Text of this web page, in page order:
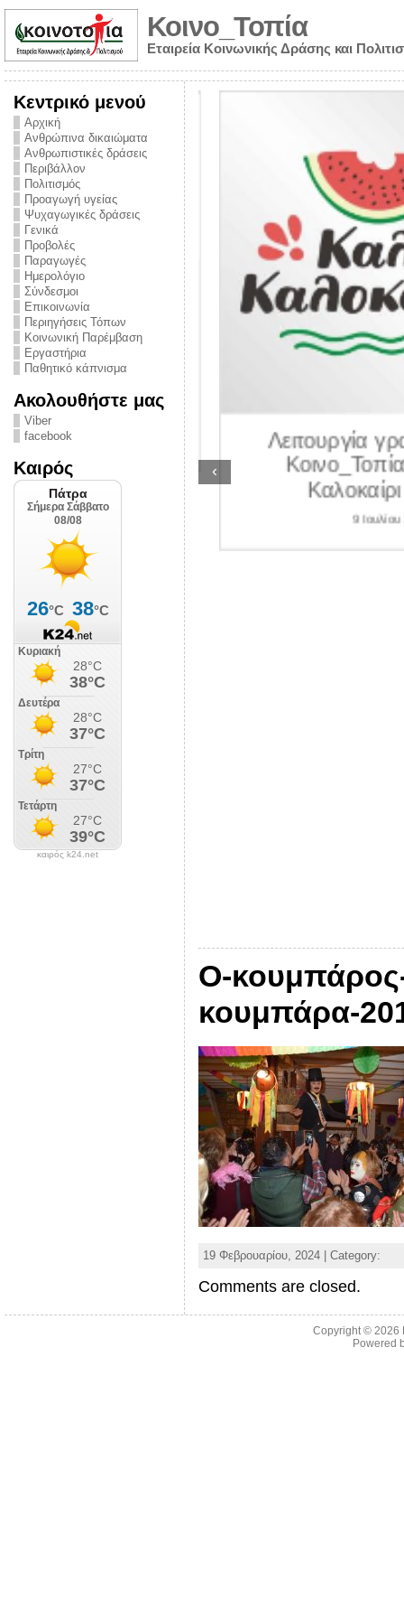
Κοινο_Τοπία
Εταιρεία Κοινωνικής Δράσης και
Κεντρικό μενού
Αρχική
Ανθρώπινα δικαιώματα
Ανθρωπιστικές δράσεις
Περιβάλλον
Πολιτισμός
Προαγωγή υγείας
Ψυχαγωγικές δράσεις
Γενικά
Προβολές
Παραγωγές
Ημερολόγιο
Σύνδεσμοι
Επικοινωνία
Περιηγήσεις Τόπων
Κοινωνική Παρέμβαση
Εργαστήρια
Παθητικό κάπνισμα
Ακολουθήστε μας
Viber
facebook
Καιρός
καιρός k24.net
από την
την ημέρα
και
στο
2026
Λειτουργία
Κοινο_Τοπίας
Καλοκαίρι
9 Ιουλίου
‹
Ο-
κουμπάρα-
19 Φεβρουαρίου, 2024 | Category:
Comments are closed.
Copyright © 2026
Powered